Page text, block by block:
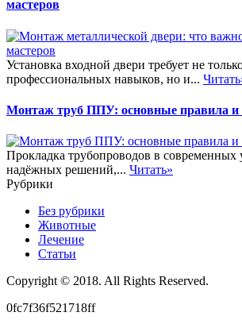
мастеров
Установка входной двери требует не
профессиональных навыков, но и...
Монтаж труб ППУ: основные правила и
Прокладка трубопроводов в современных
надёжных решений,... Читать»
Рубрики
Без рубрики
Животные
Лечение
Статьи
Copyright © 2018. All Rights Reserved.
0fc7f36f521718ff